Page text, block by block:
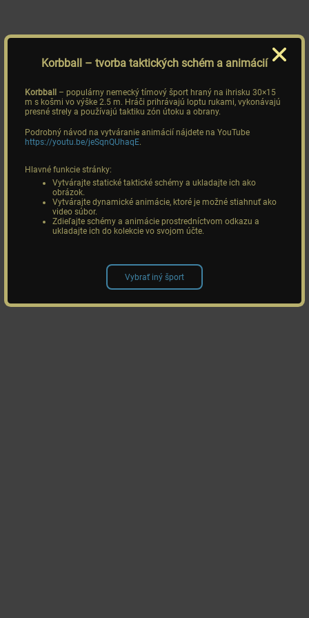
Korbball – tvorba taktických schém a animácií
Korbball
– populárny nemecký tímový šport hraný na ihrisku 30×15
m s košmi vo výške 2.5 m. Hráči prihrávajú loptu rukami, vykonávajú
presné strely a používajú taktiku zón útoku a obrany.
Podrobný návod na vytváranie animácií nájdete na YouTube
https://youtu.be/jeSqnQUhaqE.
Hlavné funkcie stránky:
Vytvárajte statické taktické schémy a ukladajte ich ako
obrázok.
Vytvárajte dynamické animácie, ktoré je možné stiahnuť ako
video súbor.
Zdieľajte schémy a animácie prostredníctvom odkazu a
ukladajte ich do kolekcie vo svojom účte.
Vybrať iný šport